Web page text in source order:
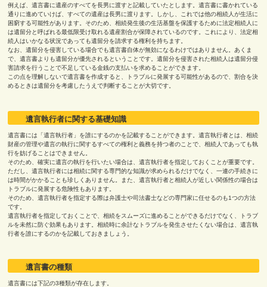
例えば、遺言書に遺産のすべてを長男に渡すと記載していたとします。遺言書に書かれている
通りに進めていけば、すべての遺産は長男に渡ります。しかし、これでは他の相続人が生活に
困窮する可能性があります。そのため、相続発生後の生活基盤を保護するために法定相続人に
は遺留分と呼ばれる最低限受け取れる遺産割合が保障されているのです。これにより、法定相
続人はいかなる状況であっても遺留分を請求する権利を持ちます。
なお、遺留分を侵害している場合でも遺言書自体が無効になるわけではありません。あくま
で、遺言書よりも遺留分が優先されるということです。遺留分を侵害された相続人は遺留分侵
害請求を行うことで不足している金銭の支払いを求めることができます。
この点を理解しないで遺言書を作成すると、トラブルに発展する可能性があるので、割合を決
めるときは遺留分を考慮したうえで判断することが大切です。
遺言執行者に関する基礎知識
遺言書には「遺言執行者」を誰にするのかを記載することができます。遺言執行者とは、相続
財産の管理や遺言の執行に関するすべての権利と義務を持つ者のことで、相続人であっても執
行を妨げることはできません。
そのため、確実に遺言の執行を行いたい場合は、遺言執行者を指定しておくことが重要です。
ただし、遺言執行者には相続に関する専門的な知識が求められるだけでなく、一連の手続きに
は時間がかかることも珍しくありません。また、遺言執行者と相続人が近しい関係性の場合は
トラブルに発展する危険性もあります。
そのため、遺言執行者を指定する際は弁護士や司法書士などの専門家に任せるのも1つの方法
です。
遺言執行者を指定しておくことで、相続をスムーズに進めることができるだけでなく、トラブ
ルを未然に防ぐ効果もあります。相続時に余計なトラブルを発生させたくない場合は、遺言執
行者を誰にするのかを記載しておきましょう。
遺言書の種類
遺言書には下記の3種類が存在します。